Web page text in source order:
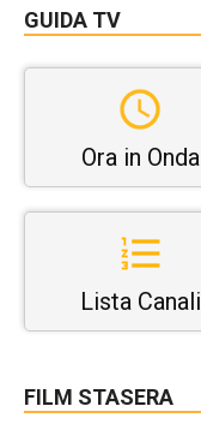
GUIDA TV
Ora in Onda
Lista Canali
FILM STASERA